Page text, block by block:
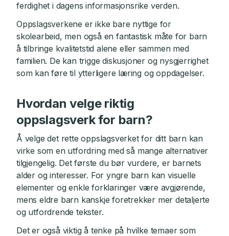
ferdighet i dagens informasjonsrike verden.
Oppslagsverkene er ikke bare nyttige for
skolearbeid, men også en fantastisk måte for barn
å tilbringe kvalitetstid alene eller sammen med
familien. De kan trigge diskusjoner og nysgjerrighet
som kan føre til ytterligere læring og oppdagelser.
Hvordan velge riktig
oppslagsverk for barn?
Å velge det rette oppslagsverket for ditt barn kan
virke som en utfordring med så mange alternativer
tilgjengelig. Det første du bør vurdere, er barnets
alder og interesser. For yngre barn kan visuelle
elementer og enkle forklaringer være avgjørende,
mens eldre barn kanskje foretrekker mer detaljerte
og utfordrende tekster.
Det er også viktig å tenke på hvilke temaer som